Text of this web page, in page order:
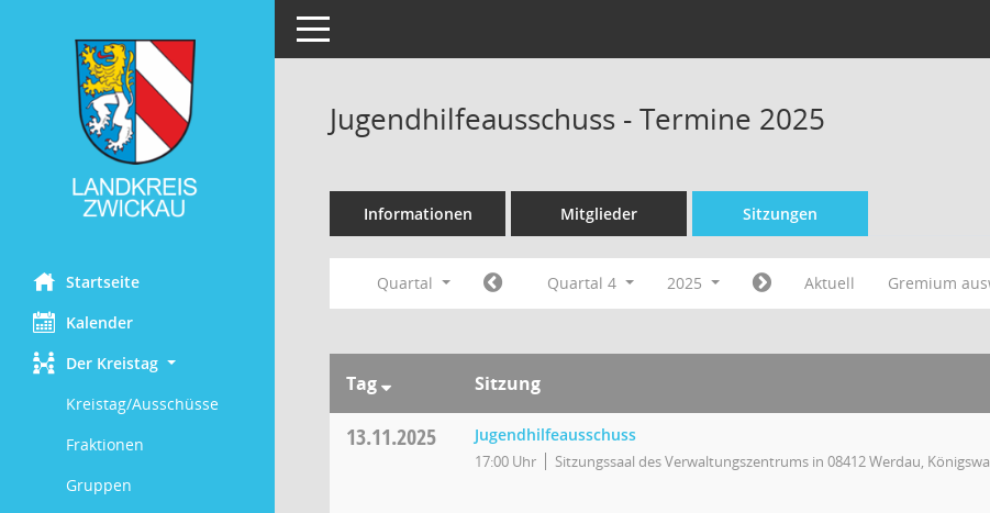
Startseite
Kalender
Der Kreistag
Kreistag/Ausschüsse
Fraktionen
Gruppen
Toggle navigation
Jugendhilfeausschuss - Termine 2025
Informationen Mitglieder Sitzungen
Quartal Quartal 4 2025 Aktuell Gremium
Tag Sitzung
13.11.2025 Jugendhilfeausschuss
17:00 Uhr Sitzungssaal des Verwaltungszentrums in 08412 Werdau,